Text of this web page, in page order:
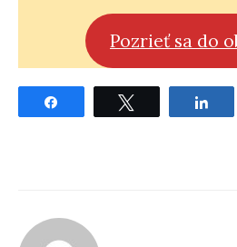
Pozrieť sa do